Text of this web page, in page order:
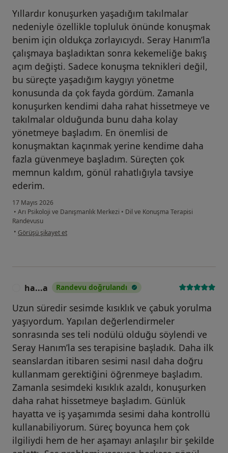
Yıllardır konuşurken yaşadığım takılmalar
nedeniyle özellikle topluluk önünde konuşmak
benim için oldukça zorlayıcıydı. Seray Hanım’la
çalışmaya başladıktan sonra kekemeliğe bakış
açım değişti. Sadece konuşma teknikleri değil,
bu süreçte yaşadığım kaygıyı yönetme
konusunda da çok fayda gördüm. Zamanla
konuşurken kendimi daha rahat hissetmeye ve
takılmalar olduğunda bunu daha kolay
yönetmeye başladım. En önemlisi de
konuşmaktan kaçınmak yerine kendime daha
fazla güvenmeye başladım. Süreçten çok
memnun kaldım, gönül rahatlığıyla tavsiye
ederim.
17 Mayıs 2026
• Arı Psikoloji ve Danışmanlık Merkezi • Dil ve Konuşma Terapisi
Randevusu
• kullanıcının görüşüne göre s.....
Görüşü şikayet et
ha...a Randevu doğrulandı
Uzun süredir sesimde kısıklık ve çabuk yorulma
yaşıyordum. Yapılan değerlendirmeler
sonrasında ses teli nodülü olduğu söylendi ve
Seray Hanım’la ses terapisine başladık. Daha ilk
seanslardan itibaren sesimi nasıl daha doğru
kullanmam gerektiğini öğrenmeye başladım.
Zamanla sesimdeki kısıklık azaldı, konuşurken
daha rahat hissetmeye başladım. Günlük
hayatta ve iş yaşamımda sesimi daha kontrollü
kullanabiliyorum. Süreç boyunca hem çok
ilgiliydi hem de her aşamayı anlaşılır bir şekilde